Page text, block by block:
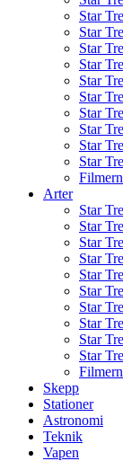
Star
Star
Star
Star
Star
Star
Star
Star
Star
Star
Arter
Star
Star
Star
Star
Star
Star
Star
Star
Star
Star
Skepp
Stationer
Astronomi
Teknik
Vapen